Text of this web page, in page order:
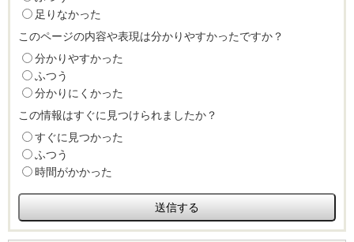
足りなかった
このページの内容や表現は分かりやすかったですか？
分かりやすかった
ふつう
分かりにくかった
この情報はすぐに見つけられましたか？
すぐに見つかった
ふつう
時間がかかった